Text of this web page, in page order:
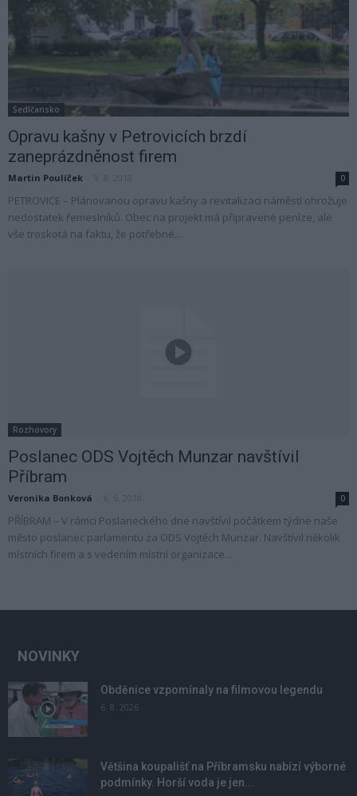
Sedlčansko
Opravu kašny v Petrovicích brzdí
zaneprázdněnost firem
Martin Poulíček 0
PETROVICE – Plánovanou opravu kašny a revitalizaci náměstí ohrožuje
nedostatek řemeslníků. Obec na projekt má připravené peníze, ale
vše troskotá na faktu, že potřebné...
Rozhovory
Poslanec ODS Vojtěch Munzar navštívil
Příbram
Veronika Bonková 0
PŘÍBRAM – V rámci Poslaneckého dne navštívil počátkem týdne naše
město poslanec parlamentu za ODS Vojtěch Munzar. Navštívil několik
místních firem a s vedením místní organizace...
NOVINKY
Obděnice vzpomínaly na filmovou legendu
6. 8. 2026
Většina koupališť na Příbramsku nabízí výborné
podmínky. Horší voda je jen...